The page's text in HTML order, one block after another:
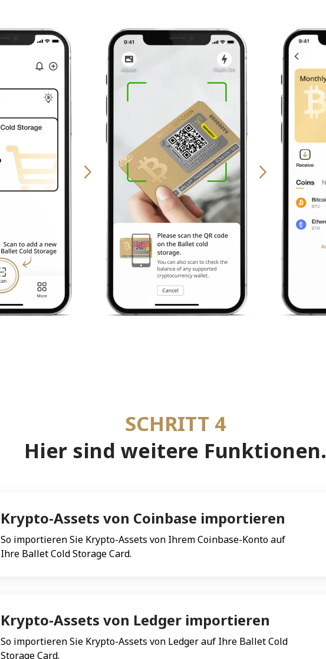
SCHRITT 4
Hier sind weitere Funktionen.
Krypto-Assets von Coinbase importieren
So importieren Sie Krypto-Assets von Ihrem Coinbase-Konto auf
Ihre Ballet Cold Storage Card.
Krypto-Assets von Ledger importieren
So importieren Sie Krypto-Assets von Ledger auf Ihre Ballet Cold
Storage Card.